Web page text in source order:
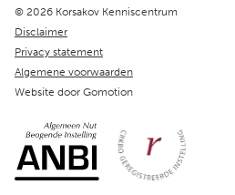
Copyright navigation
© 2026 Korsakov Kenniscentrum
Disclaimer
Privacy statement
Algemene voorwaarden
Website door Gomotion